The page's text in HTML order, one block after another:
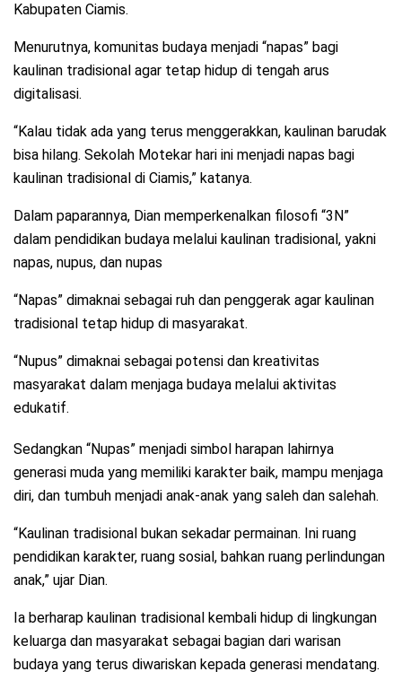
Kabupaten Ciamis.
Menurutnya, komunitas budaya menjadi “napas” bagi
kaulinan tradisional agar tetap hidup di tengah arus
digitalisasi.
“Kalau tidak ada yang terus menggerakkan, kaulinan barudak
bisa hilang. Sekolah Motekar hari ini menjadi napas bagi
kaulinan tradisional di Ciamis,” katanya.
Dalam paparannya, Dian memperkenalkan filosofi “3N”
dalam pendidikan budaya melalui kaulinan tradisional, yakni
napas, nupus, dan nupas
“Napas” dimaknai sebagai ruh dan penggerak agar kaulinan
tradisional tetap hidup di masyarakat.
“Nupus” dimaknai sebagai potensi dan kreativitas
masyarakat dalam menjaga budaya melalui aktivitas
edukatif.
Sedangkan “Nupas” menjadi simbol harapan lahirnya
generasi muda yang memiliki karakter baik, mampu menjaga
diri, dan tumbuh menjadi anak-anak yang saleh dan salehah.
“Kaulinan tradisional bukan sekadar permainan. Ini ruang
pendidikan karakter, ruang sosial, bahkan ruang perlindungan
anak,” ujar Dian.
Ia berharap kaulinan tradisional kembali hidup di lingkungan
keluarga dan masyarakat sebagai bagian dari warisan
budaya yang terus diwariskan kepada generasi mendatang.